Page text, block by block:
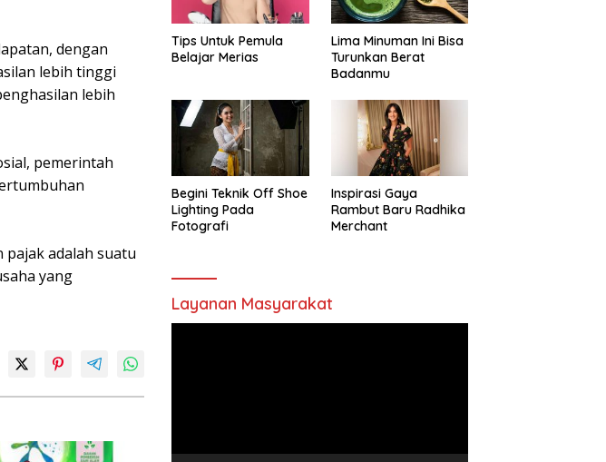
dengan
lebih tinggi
lebih
pemerintah
adalah suatu
yang
Tips Untuk Pemula
Belajar Merias
Lima Minuman Ini Bisa
Turunkan Berat
Badanmu
Begini Teknik Off Shoe
Lighting Pada
Fotografi
Inspirasi Gaya
Rambut Baru Radhika
Merchant
Layanan Masyarakat